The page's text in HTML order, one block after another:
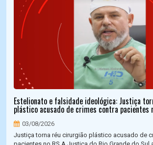
Estelionato e falsidade ideológica: Justiça
plástico acusado de crimes contra pacientes
03/08/2026
Justiça torna réu cirurgião plástico acusado de